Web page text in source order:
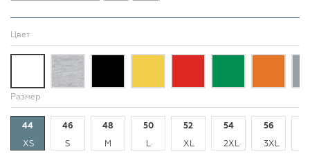
Цвет
Размер
44
XS
46
S
48
M
50
L
52
XL
54
2XL
56
3XL